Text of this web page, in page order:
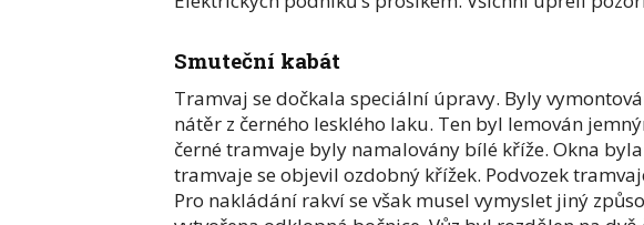
Smuteční kabát
Tramvaj se dočkala speciální úpravy. Byly
nátěr z černého lesklého laku. Ten byl lemován
černé tramvaje byly namalovány bílé kříže. Okna
tramvaje se objevil ozdobný křížek. Podvozek
Pro nakládání rakví se však musel vymyslet jiný